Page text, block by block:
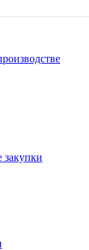
закупки